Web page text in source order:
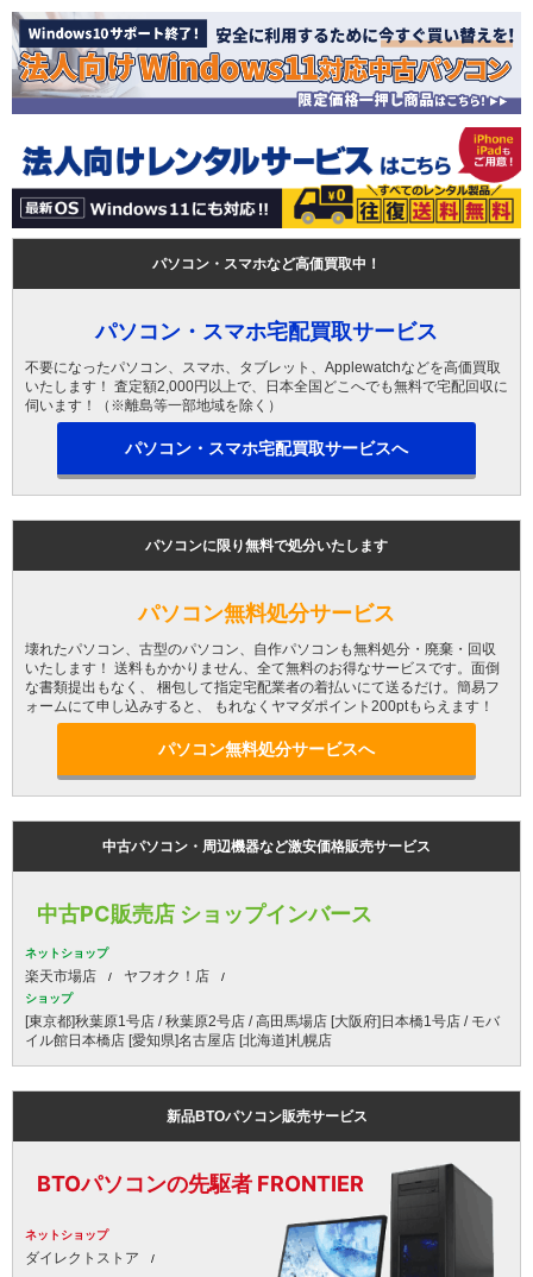
パソコン・スマホなど高価買取中！
パソコン・スマホ宅配買取サービス
不要になったパソコン、スマホ、タブレット、Applewatchなどを高価買取
いたします！ 査定額2,000円以上で、日本全国どこへでも無料で宅配回収に
伺います！（※離島等一部地域を除く）
パソコン・スマホ宅配買取サービスへ
パソコンに限り無料で処分いたします
パソコン無料処分サービス
壊れたパソコン、古型のパソコン、自作パソコンも無料処分・廃棄・回収
いたします！ 送料もかかりません、全て無料のお得なサービスです。面倒
な書類提出もなく、 梱包して指定宅配業者の着払いにて送るだけ。簡易フ
ォームにて申し込みすると、 もれなくヤマダポイント200ptもらえます！
パソコン無料処分サービスへ
中古パソコン・周辺機器など激安価格販売サービス
中古PC販売店 ショップインバース
ネットショップ
楽天市場店 ヤフオク！店
ショップ
[東京都]秋葉原1号店 / 秋葉原2号店 / 高田馬場店 [大阪府]日本橋1号店 / モバ
イル館日本橋店 [愛知県]名古屋店 [北海道]札幌店
新品BTOパソコン販売サービス
BTOパソコンの先駆者 FRONTIER
ネットショップ
ダイレクトストア